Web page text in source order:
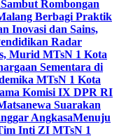
Sambut Rombongan
Berbagi Praktik
Inovasi dan Sains,
Radar
Murid MTsN 1 Kota
Sementara di
MTsN 1 Kota
Komisi IX DPR RI
Suarakan
AngkasaMenuju
Inti ZI MTsN 1